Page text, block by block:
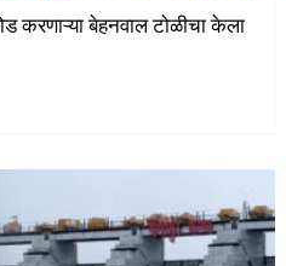
करणाऱ्या बेहनवाल टोळीचा केला